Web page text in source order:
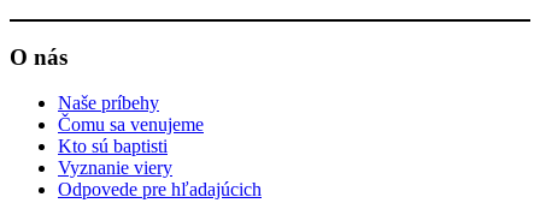
O nás
Naše príbehy
Čomu sa venujeme
Kto sú baptisti
Vyznanie viery
Odpovede pre hľadajúcich